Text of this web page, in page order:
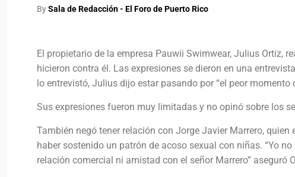
BySala de Redacción - El Foro de Puerto Rico
El propietario de la empresa Pauwii Swimwear, Julius Ortiz,
hicieron contra él. Las expresiones se dieron en una
lo entrevistó, Julius dijo estar pasando por “el peor momento
Sus expresiones fueron muy limitadas y no opinó sobre los
También negó tener relación con Jorge Javier Marrero,
haber sostenido un patrón de acoso sexual con niñas. “Yo
relación comercial ni amistad con el señor Marrero” aseguró